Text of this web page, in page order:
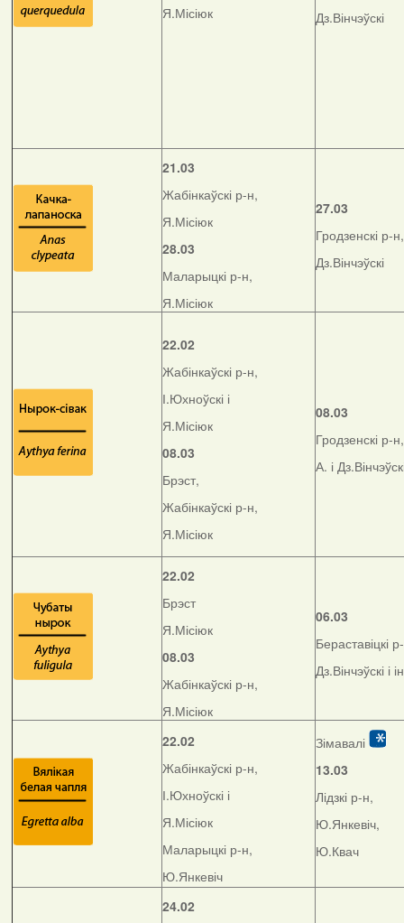
Я.Місіюк
Дз.Вінчэўскі
21.03
Жабінкаўскі р-н,
Я.Місіюк
28.03
Маларыцкі р-н,
Я.Місіюк
27.03
Гродзенскі р-н,
Дз.Вінчэўскі
22.02
Жабінкаўскі р-н,
І.Юхноўскі і
Я.Місіюк
08.03
Брэст,
Жабінкаўскі р-н,
Я.Місіюк
08.03
Гродзенскі р-н,
А. і
22.02
Брэст
Я.Місіюк
08.03
Жабінкаўскі р-н,
Я.Місіюк
06.03
Бераставіцкі
Дз.Вінчэўскі і
22.02
Жабінкаўскі р-н,
І.Юхноўскі і
Я.Місіюк
Маларыцкі р-н,
Ю.Янкевіч
Зімавалі
13.03
Лідзкі р-н,
Ю.Янкевіч,
Ю.Квач
24.02